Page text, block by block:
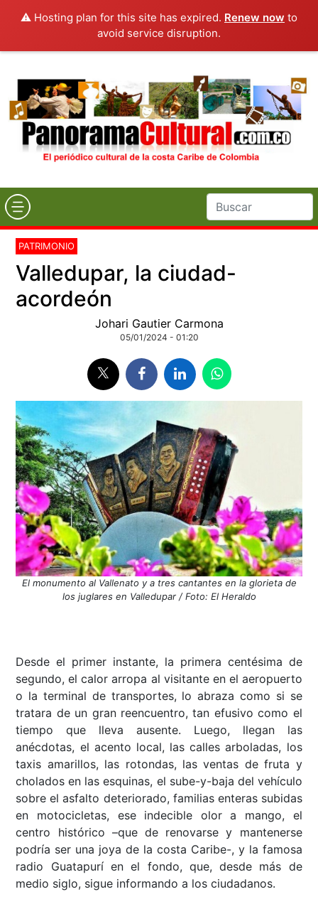
⚠️ Hosting plan for this site has expired. Renew now to
avoid service disruption.
PATRIMONIO
Valledupar, la ciudad-
acordeón
Johari Gautier Carmona
05/01/2024 - 01:20
El monumento al Vallenato y a tres cantantes en la glorieta de
los juglares en Valledupar / Foto: El Heraldo
Desde el primer instante, la primera centésima de
segundo, el calor arropa al visitante en el aeropuerto
o la terminal de transportes, lo abraza como si se
tratara de un gran reencuentro, tan efusivo como el
tiempo que lleva ausente. Luego, llegan las
anécdotas, el acento local, las calles arboladas, los
taxis amarillos, las rotondas, las ventas de fruta y
cholados en las esquinas, el sube-y-baja del vehículo
sobre el asfalto deteriorado, familias enteras subidas
en motocicletas, ese indecible olor a mango, el
centro histórico –que de renovarse y mantenerse
podría ser una joya de la costa Caribe-, y la famosa
radio Guatapurí en el fondo, que, desde más de
medio siglo, sigue informando a los ciudadanos.